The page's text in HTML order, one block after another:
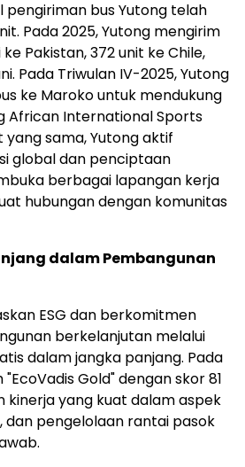
pengiriman bus Yutong telah
Pada 2025, Yutong mengirim
Pakistan, 372 unit ke Chile,
Pada Triwulan IV-2025, Yutong
ke Maroko untuk mendukung
African International Sports
yang sama, Yutong aktif
global dan penciptaan
berbagai lapangan kerja
hubungan dengan komunitas
dalam Pembangunan
ESG dan berkomitmen
berkelanjutan melalui
dalam jangka panjang. Pada
Gold" dengan skor 81
kinerja yang kuat dalam aspek
dan pengelolaan rantai pasok